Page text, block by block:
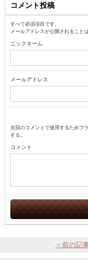
コメント投稿
すべて必須項目です。
メールアドレスが公開されること
ニックネーム
メールアドレス
次回のコメントで使用するためブ
する。
コメント
＜前の記